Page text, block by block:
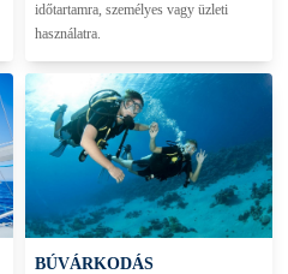
időtartamra, személyes vagy üzleti
használatra.
BÚVÁRKODÁS